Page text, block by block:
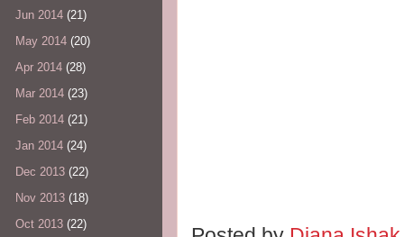
Jun 2014 (21)
May 2014 (20)
Apr 2014 (28)
Mar 2014 (23)
Feb 2014 (21)
Jan 2014 (24)
Dec 2013 (22)
Nov 2013 (18)
Oct 2013 (22)